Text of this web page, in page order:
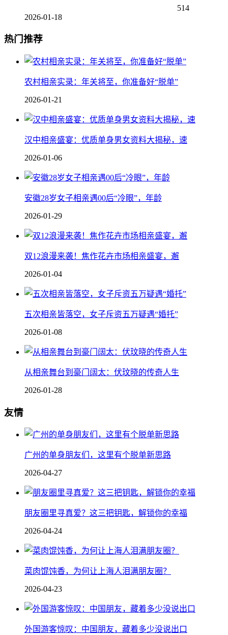
514
2026-01-18
热门推荐
农村相亲实录：年关将至，你准备好“脱单”
2026-01-21
汉中相亲盛宴：优质单身男女资料大揭秘，速
2026-01-06
安徽28岁女子相亲遇00后“冷眼”，年龄
2026-01-29
双12浪漫来袭！焦作花卉市场相亲盛宴，邂
2026-01-04
五次相亲皆落空，女子斥资五万疑遇“婚托”
2026-01-08
从相亲舞台到豪门阔太：伏玟晓的传奇人生
2026-01-28
友情
广州的单身朋友们，这里有个脱单新思路
2026-04-27
朋友圈里寻真爱？这三把钥匙，解锁你的幸福
2026-04-24
菜肉馄饨香，为何让上海人泪满朋友圈？
2026-04-23
外国游客惊叹：中国朋友，藏着多少没说出口